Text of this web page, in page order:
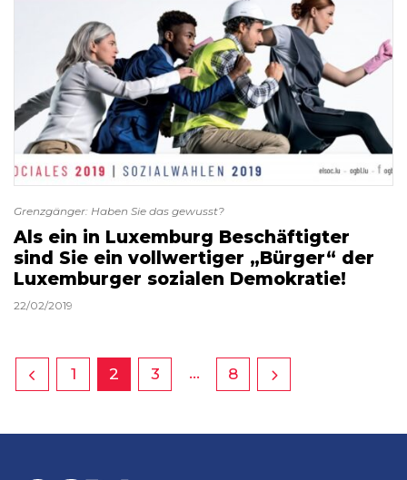
Grenzgänger: Haben Sie das gewusst?
Als ein in Luxemburg Beschäftigter
sind Sie ein vollwertiger „Bürger“ der
Luxemburger sozialen Demokratie!
22/02/2019
1 2 3 … 8